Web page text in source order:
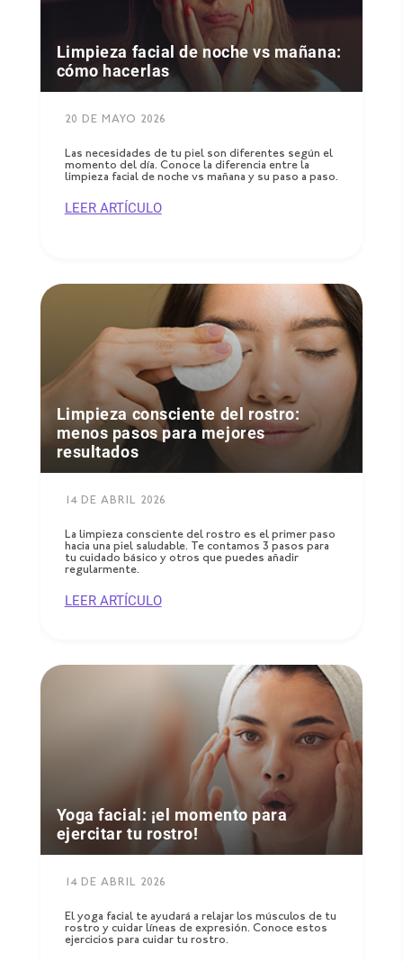
Limpieza facial de noche vs mañana:
cómo hacerlas
20 DE MAYO 2026
Las necesidades de tu piel son diferentes según el
momento del día. Conoce la diferencia entre la
limpieza facial de noche vs mañana y su paso a paso.
LEER ARTÍCULO
Limpieza consciente del rostro:
menos pasos para mejores
resultados
14 DE ABRIL 2026
La limpieza consciente del rostro es el primer paso
hacia una piel saludable. Te contamos 3 pasos para
tu cuidado básico y otros que puedes añadir
regularmente.
LEER ARTÍCULO
Yoga facial: ¡el momento para
ejercitar tu rostro!
14 DE ABRIL 2026
El yoga facial te ayudará a relajar los músculos de tu
rostro y cuidar líneas de expresión. Conoce estos
ejercicios para cuidar tu rostro.